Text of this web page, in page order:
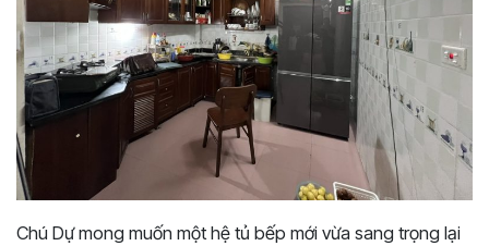
Chú Dự mong muốn một hệ tủ bếp mới vừa sang trọng lại